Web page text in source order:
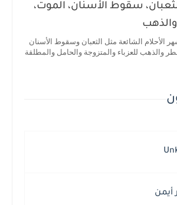
سقوط الأسنان، الموت،
والذهب
الأحلام الشائعة مثل الثعبان وسقوط الأسنان
والذهب للعزباء والمتزوجة والحامل والمطلقة
أيمن